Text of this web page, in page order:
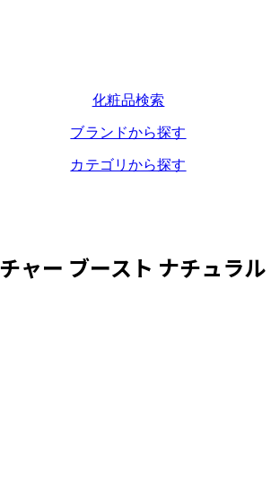
化粧品検索
ブランドから探す
カテゴリから探す
ャー ブースト ナチュラ